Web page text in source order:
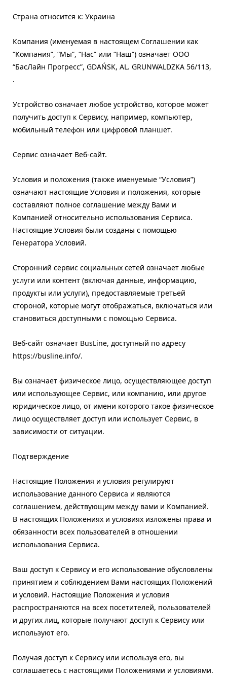
Страна относится к: Украина
Компания (именуемая в настоящем Соглашении как
“Компания”, “Мы”, “Нас” или “Наш”) означает ООО
“БасЛайн Прогресс”, GDAŃSK, AL. GRUNWALDZKA 56/113,
.
Устройство означает любое устройство, которое может
получить доступ к Сервису, например, компьютер,
мобильный телефон или цифровой планшет.
Сервис означает Веб-сайт.
Условия и положения (также именуемые “Условия”)
означают настоящие Условия и положения, которые
составляют полное соглашение между Вами и
Компанией относительно использования Сервиса.
Настоящие Условия были созданы с помощью
Генератора Условий.
Сторонний сервис социальных сетей означает любые
услуги или контент (включая данные, информацию,
продукты или услуги), предоставляемые третьей
стороной, которые могут отображаться, включаться или
становиться доступными с помощью Сервиса.
Веб-сайт означает BusLine, доступный по адресу
https://busline.info/.
Вы означает физическое лицо, осуществляющее доступ
или использующее Сервис, или компанию, или другое
юридическое лицо, от имени которого такое физическое
лицо осуществляет доступ или использует Сервис, в
зависимости от ситуации.
Подтверждение
Настоящие Положения и условия регулируют
использование данного Сервиса и являются
соглашением, действующим между вами и Компанией.
В настоящих Положениях и условиях изложены права и
обязанности всех пользователей в отношении
использования Сервиса.
Ваш доступ к Сервису и его использование обусловлены
принятием и соблюдением Вами настоящих Положений
и условий. Настоящие Положения и условия
распространяются на всех посетителей, пользователей
и других лиц, которые получают доступ к Сервису или
используют его.
Получая доступ к Сервису или используя его, вы
соглашаетесь с настоящими Положениями и условиями.